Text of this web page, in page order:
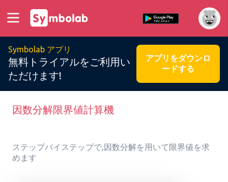
Symbolab アプリ
無料トライアルをご利用い
ただけます!
アプリをダウンロ
ードする
因数分解限界値計算機
ステップバイステップで,因数分解を用いて限界値を求
めます